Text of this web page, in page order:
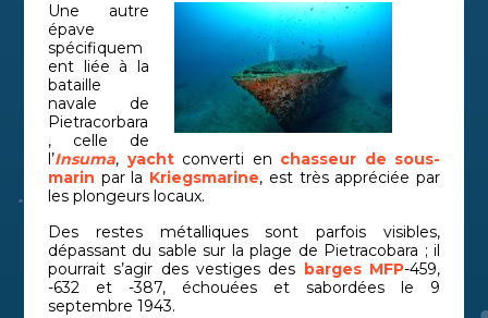
Une autre
épave
spécifiquem
ent liée à la
bataille
navale de
Pietracorbara
, celle de
l’Insuma, yachtconverti en chasseur de sous-
marin par la Kriegsmarine, est très appréciée par
les plongeurs locaux.
Des restes métalliques sont parfois visibles,
dépassant du sable sur la plage de Pietracobara ; il
pourrait s’agir des vestiges des
barges MFP-459,
-632 et -387, échouées et sabordées le 9
septembre 1943.